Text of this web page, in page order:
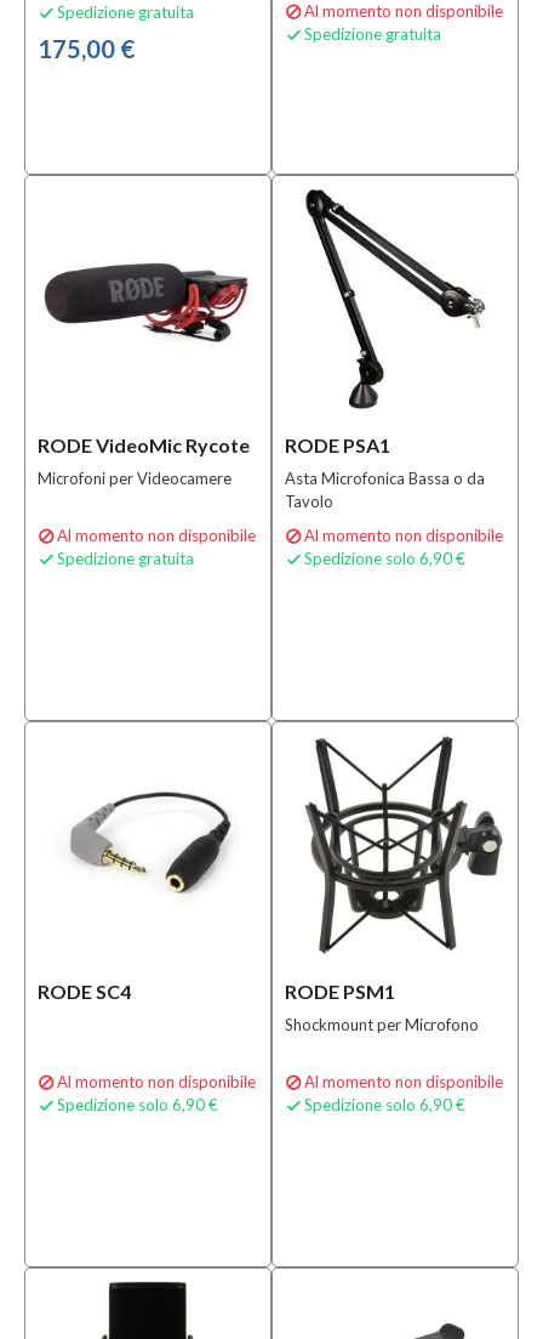
 Spedizione gratuita
175,00 €
Al momento non disponibile
 Spedizione gratuita
RODE VideoMic Rycote
Microfoni per Videocamere
Al momento non disponibile
 Spedizione gratuita
RODE PSA1
Asta Microfonica Bassa o da
Tavolo
Al momento non disponibile
 Spedizione solo 6,90 €
RODE SC4
Al momento non disponibile
 Spedizione solo 6,90 €
RODE PSM1
Shockmount per Microfono
Al momento non disponibile
 Spedizione solo 6,90 €